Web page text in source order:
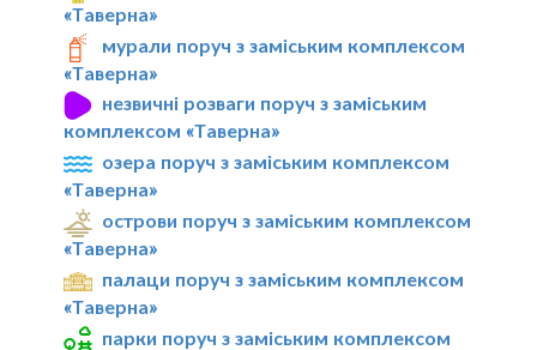
«Таверна»
мурали поруч з заміським комплексом
«Таверна»
незвичні розваги поруч з заміським
комплексом «Таверна»
озера поруч з заміським комплексом
«Таверна»
острови поруч з заміським комплексом
«Таверна»
палаци поруч з заміським комплексом
«Таверна»
парки поруч з заміським комплексом